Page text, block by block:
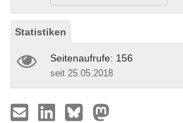
Statistiken
Seitenaufrufe: 156
seit 25.05.2018